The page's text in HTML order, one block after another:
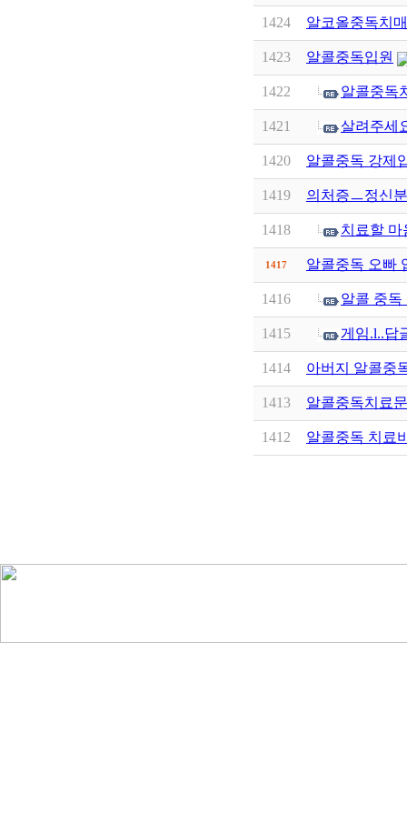
1424 알코올중독치
1423 알콜중독입원
1422 알콜중독
1421 살려주세
1420 알콜중독 강제
1419 의처증ㅡ정신
1418 치료할 마
1417 알콜중독 오빠
1416 알콜 중독
1415 게임.l..답
1414 아버지 알콜중
1413 알콜중독치료
1412 알콜중독 치료